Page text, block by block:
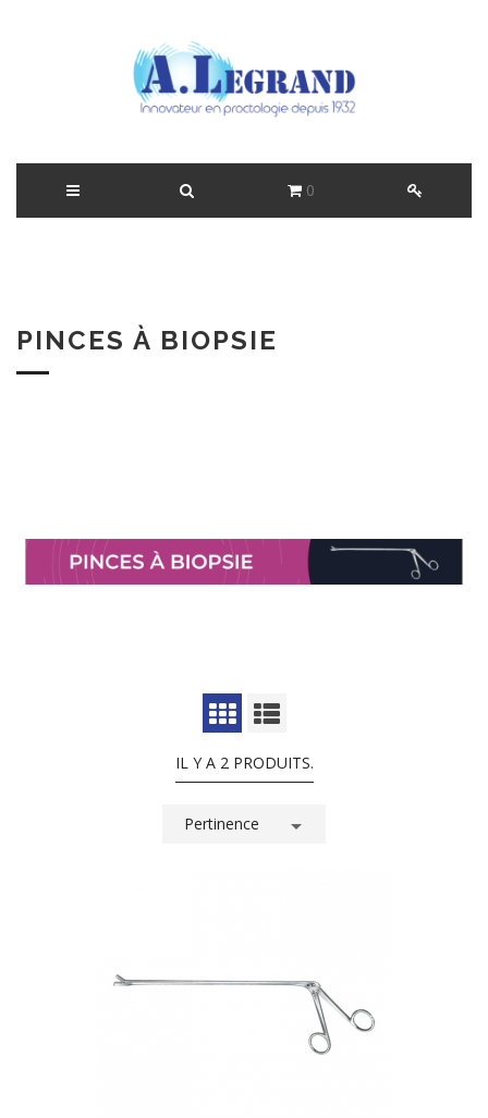
0
PINCES À BIOPSIE
IL Y A 2 PRODUITS.
Pertinence 